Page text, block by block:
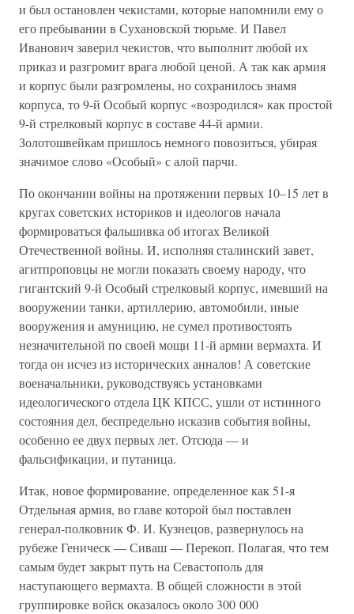
и был остановлен чекистами, которые напомнили ему о
его пребывании в Сухановской тюрьме. И Павел
Иванович заверил чекистов, что выполнит любой их
приказ и разгромит врага любой ценой. А так как армия
и корпус были разгромлены, но сохранилось знамя
корпуса, то 9-й Особый корпус «возродился» как простой
9-й стрелковый корпус в составе 44-й армии.
Золотошвейкам пришлось немного повозиться, убирая
значимое слово «Особый» с алой парчи.
По окончании войны на протяжении первых 10–15 лет в
кругах советских историков и идеологов начала
формироваться фальшивка об итогах Великой
Отечественной войны. И, исполняя сталинский завет,
агитпроповцы не могли показать своему народу, что
гигантский 9-й Особый стрелковый корпус, имевший на
вооружении танки, артиллерию, автомобили, иные
вооружения и амуницию, не сумел противостоять
незначительной по своей мощи 11-й армии вермахта. И
тогда он исчез из исторических анналов! А советские
военачальники, руководствуясь установками
идеологического отдела ЦК КПСС, ушли от истинного
состояния дел, беспредельно исказив события войны,
особенно ее двух первых лет. Отсюда — и
фальсификации, и путаница.
Итак, новое формирование, определенное как 51-я
Отдельная армия, во главе которой был поставлен
генерал-полковник Ф. И. Кузнецов, развернулось на
рубеже Геническ — Сиваш — Перекоп. Полагая, что тем
самым будет закрыт путь на Севастополь для
наступающего вермахта. В общей сложности в этой
группировке войск оказалось около 300 000